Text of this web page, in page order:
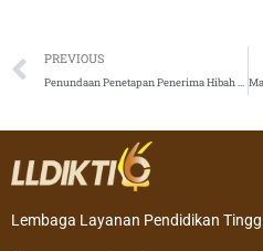
Prev
PREVIOUS
Penundaan Penetapan Penerima Hibah Diaspora BerdampakTahun 2026
Lembaga Layanan Pendidikan